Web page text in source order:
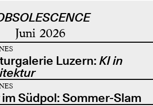
Juni 2026
Luzern: KI in
Südpol: Sommer-Slam